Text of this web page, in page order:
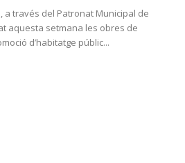
a través del Patronat Municipal de
aquesta setmana les obres de
d’habitatge públic...